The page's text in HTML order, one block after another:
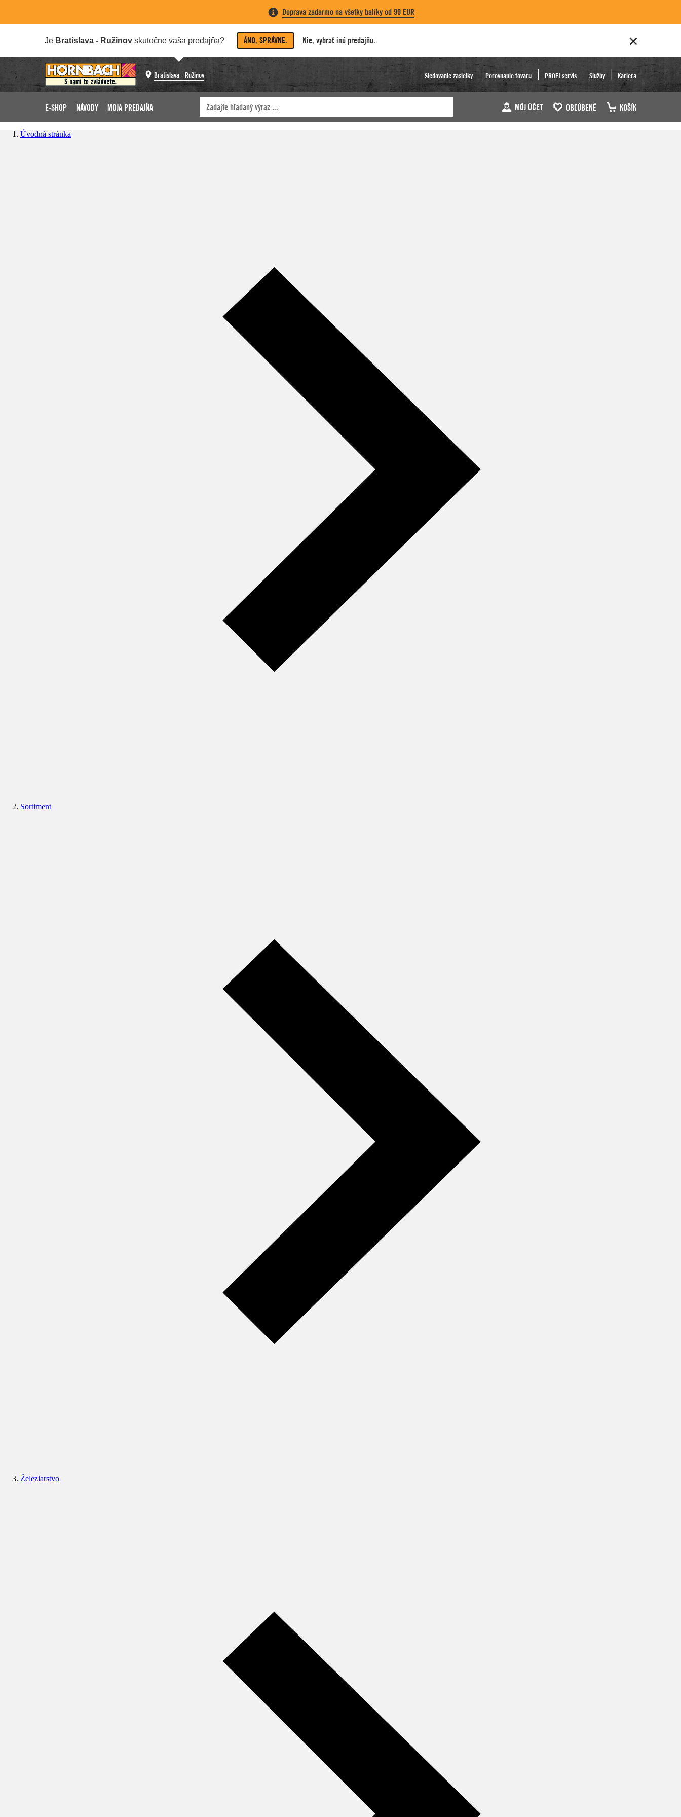
Doprava zadarmo na všetky balíky od 99 EUR
Je Bratislava - Ružinov skutočne vaša predajňa? ÁNO, SPRÁVNE. Nie, vybrať inú predajňu.
Bratislava - Ružinov Sledovanie zásielky Porovnanie tovaru PROFI servis Služby Kariéra
E-SHOP NÁVODY MOJA PREDAJŇA MÔJ ÚČET OBĽÚBENÉ KOŠÍK
Úvodná stránka
Sortiment
Železiarstvo